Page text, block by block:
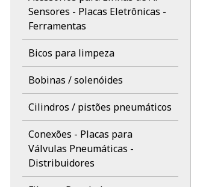
Sensores - Placas Eletrônicas -
Ferramentas
Bicos para limpeza
Bobinas / solenóides
Cilindros / pistões pneumáticos
Conexões - Placas para
Válvulas Pneumáticas -
Distribuidores